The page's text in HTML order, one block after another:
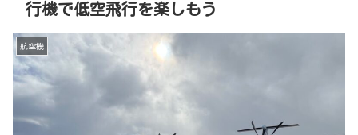
行機で低空飛行を楽しもう
航空機